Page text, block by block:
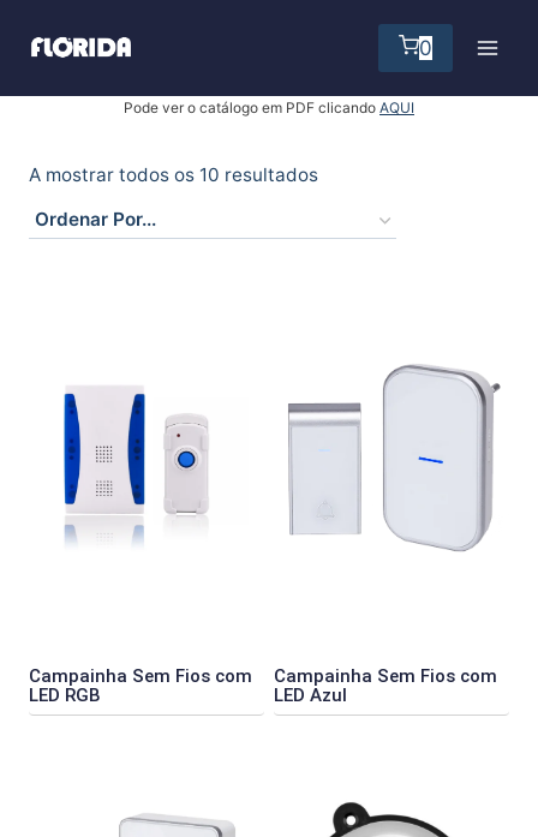
0
Pode ver o catálogo em PDF clicando AQUI
A mostrar todos os 10 resultados
Campainha Sem Fios com
LED RGB
Campainha Sem Fios com
LED Azul